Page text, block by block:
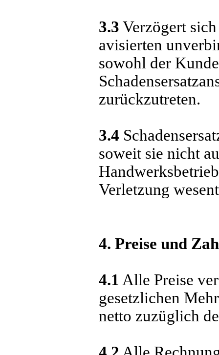
3.3 Verzögert
avisierten
sowohl der
zurückzutreten.
3.4
soweit sie nicht
Verletzung
4. Preise und
4.1 Alle Preise
gesetzlichen
netto zuzüglich